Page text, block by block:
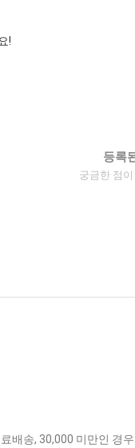
!
등록
궁금한 점
배송, 30,000 미만인 경